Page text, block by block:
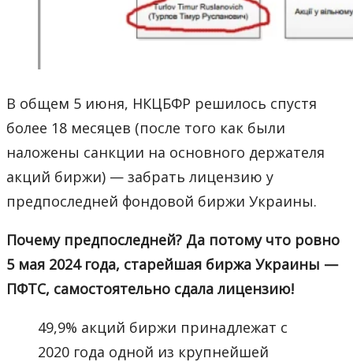
В общем 5 июня, НКЦБФР решилось спустя
более 18 месяцев (после того как были
наложены санкции на основного держателя
акций биржи) — забрать лицензию у
предпоследней фондовой биржи Украины.
Почему предпоследней? Да потому что ровно
5 мая 2024 года, старейшая биржа Украины —
ПФТС, самостоятельно сдала лицензию!
49,9% акций биржи принадлежат с
2020 года одной из крупнейшей